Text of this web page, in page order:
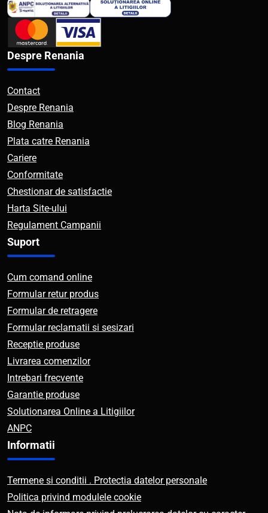
Despre Renania
Contact
Despre Renania
Blog Renania
Plata catre Renania
Cariere
Conformitate
Chestionar de satisfactie
Harta Site-ului
Regulament Campanii
Suport
Cum comand online
Formular retur produs
Formular de retragere
Formular reclamatii si sesizari
Receptie produse
Livrarea comenzilor
Intrebari frecvente
Garantie produse
Solutionarea Online a Litigiilor
ANPC
Informatii
Termene si conditii . Protectia datelor personale
Politica privind modulele cookie